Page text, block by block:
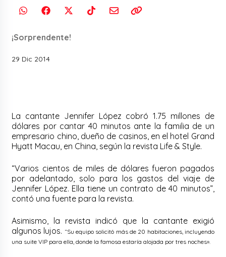
¡Sorprendente!
29 Dic 2014
La cantante Jennifer López cobró 1.75 millones de
dólares por cantar 40 minutos ante la familia de un
empresario chino, dueño de casinos, en el hotel Grand
Hyatt Macau, en China, según la revista Life & Style.
“Varios cientos de miles de dólares fueron pagados
por adelantado, solo para los gastos del viaje de
Jennifer López. Ella tiene un contrato de 40 minutos”,
contó una fuente para la revista.
Asimismo, la revista indicó que la cantante exigió
algunos lujos. “Su equipo solicitó más de 20 habitaciones, incluyendo
una suite VIP para ella, donde la famosa estaría alojada por tres noches».